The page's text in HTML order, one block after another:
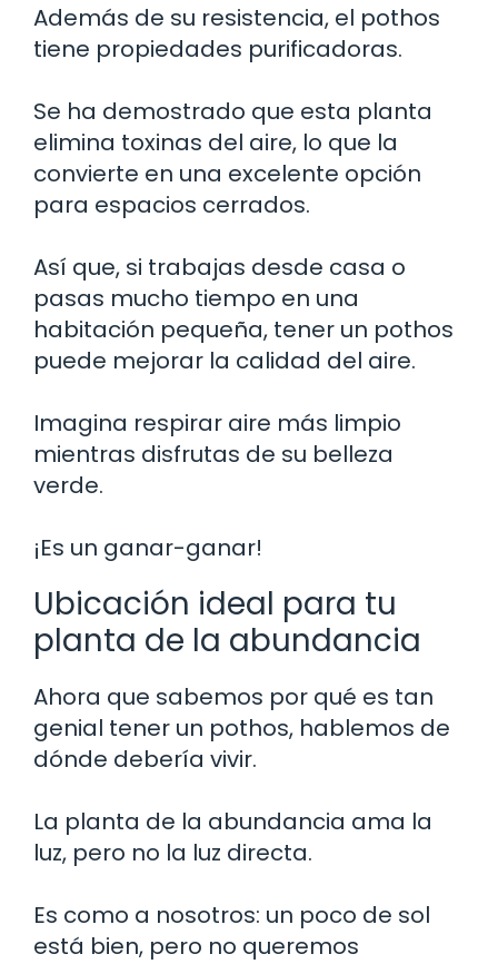
Además de su resistencia, el pothos
tiene propiedades purificadoras.
Se ha demostrado que esta planta
elimina toxinas del aire, lo que la
convierte en una excelente opción
para espacios cerrados.
Así que, si trabajas desde casa o
pasas mucho tiempo en una
habitación pequeña, tener un pothos
puede mejorar la calidad del aire.
Imagina respirar aire más limpio
mientras disfrutas de su belleza
verde.
¡Es un ganar-ganar!
Ubicación ideal para tu
planta de la abundancia
Ahora que sabemos por qué es tan
genial tener un pothos, hablemos de
dónde debería vivir.
La planta de la abundancia ama la
luz, pero no la luz directa.
Es como a nosotros: un poco de sol
está bien, pero no queremos